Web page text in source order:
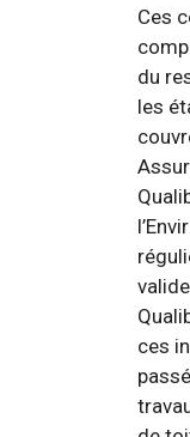
Ces
du
les
ces